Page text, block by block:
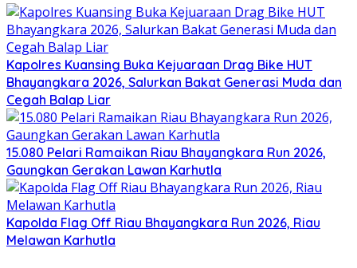
Kapolres Kuansing Buka Kejuaraan Drag Bike HUT
Bhayangkara 2026, Salurkan Bakat Generasi Muda dan
Cegah Balap Liar
15.080 Pelari Ramaikan Riau Bhayangkara Run 2026,
Gaungkan Gerakan Lawan Karhutla
Kapolda Flag Off Riau Bhayangkara Run 2026, Riau
Melawan Karhutla